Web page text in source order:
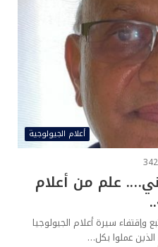
أعلام الجيولوجية
342
علم من أعلام
وإقتفاء سيرة أعلام الجيولوجيا
الذين عملوا بكل…